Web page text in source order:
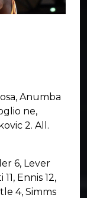
Anumba
ne,
2. All.
6, Lever
Ennis 12,
4, Simms